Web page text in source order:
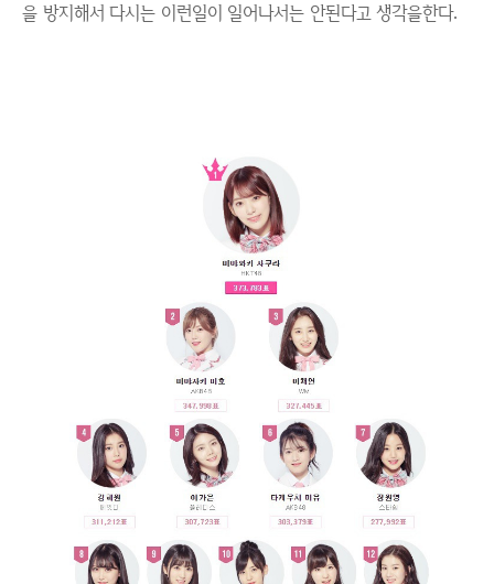
을 방지해서 다시는 이런일이 일어나서는 안된다고 생각을한다.